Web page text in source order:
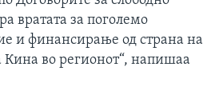
вратата за поголемо
и финансирање од страна на
во регионот“, напишаа